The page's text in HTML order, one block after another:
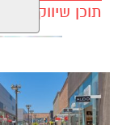
תוכן שיווקי / 16:11 08.04.26